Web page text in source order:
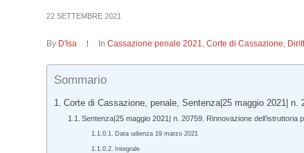
22 SETTEMBRE 2021
By D'Isa InCassazione penale 2021,Corte di Cassazione,
Sommario
Corte di Cassazione, penale, Sentenza|25 maggio 2021| n.
Sentenza|25 maggio 2021| n. 20759. Rinnovazione dell’istruttoria
Data udienza 19 marzo 2021
Integrale